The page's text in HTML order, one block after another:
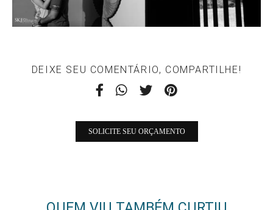
DEIXE SEU COMENTÁRIO, COMPARTILHE!
SOLICITE SEU ORÇAMENTO